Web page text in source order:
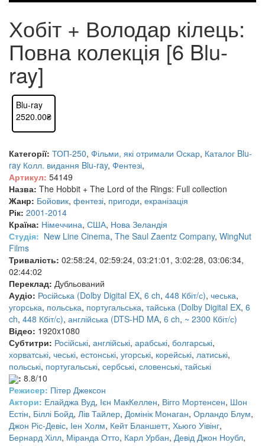
Хобіт + Володар кілець:
Повна колекція [6 Blu-
ray]
Blu-ray
2520.00₴
Категорії: ТОП-250, Фільми, які отримали Оскар, Каталог Blu-
ray Колл. видання Blu-ray, Фентезі,
Артикул: 54149
Назва: The Hobbit + The Lord of the Rings: Full collection
Жанр: Бойовик, фентезі, пригоди, екранізація
Рік: 2001-2014
Країна: Німеччина, США, Нова Зеландія
Студія: New Line Cinema, The Saul Zaentz Company, WingNut
Films
Тривалість: 02:58:24, 02:59:24, 03:21:01, 3:02:28, 03:06:34,
02:44:02
Переклад: Дубльований
Аудіо: Російська (Dolby Digital EX, 6 ch, 448 Кбіт/с), чеська,
угорська, польська, португальська, тайська (Dolby Digital EX, 6
ch, 448 Кбіт/с), англійська (DTS-HD MA, 6 ch, ~ 2300 Кбіт/с)
Відео: 1920x1080
Субтитри: Російські, англійські, арабські, болгарські,
хорватські, чеські, естонські, угорські, корейські, латиські,
польські, португальські, сербські, словенські, тайські
: 8.8/10
Режисер: Пітер Джексон
Актори: Елайджа Вуд, Ієн МакКеллен, Вігго Мортенсен, Шон
Естін, Біллі Бойд, Лів Тайлер, Домінік Монаган, Орландо Блум,
Джон Ріс-Девіс, Іен Холм, Кейт Бланшетт, Хьюго Уівінг,
Бернард Хілл, Міранда Отто, Карл Урбан, Девід Джон Ноубл,